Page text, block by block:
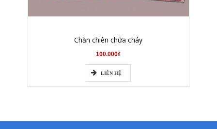
Chăn chiên chữa cháy
100.000₫
LIÊN HỆ